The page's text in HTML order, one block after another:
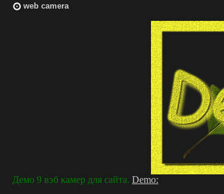
web camera
Демо 9 вэб камер для сайта. Demo: